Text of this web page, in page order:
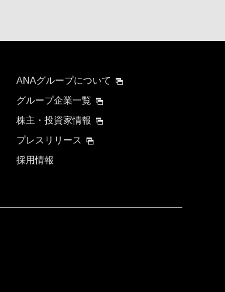
ANAグループについて
グループ企業一覧
株主・投資家情報
プレスリリース
採用情報